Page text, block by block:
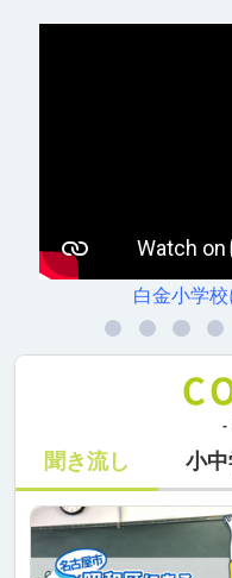
白金小学校に関す
-
聞き流し 小